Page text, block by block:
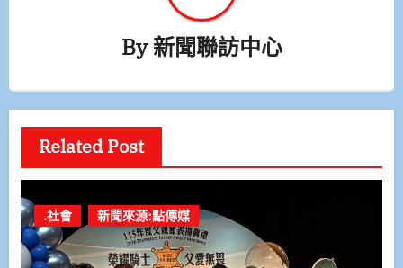
By新聞聯訪中心
Related Post
.社會 新聞來源:點傳媒